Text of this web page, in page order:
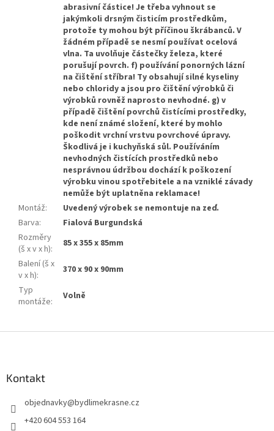
abrasivní částice! Je třeba vyhnout se
jakýmkoli drsným čisticím prostředkům,
protože ty mohou být příčinou škrábanců. V
žádném případě se nesmí používat ocelová
vlna. Ta uvolňuje částečky železa, které
porušují povrch. f) používání ponorných lázní
na čištění stříbra! Ty obsahují silné kyseliny
nebo chloridy a jsou pro čištění výrobků či
výrobků rovněž naprosto nevhodné. g) v
případě čištění povrchů čistícími prostředky,
kde není známé složení, které by mohlo
poškodit vrchní vrstvu povrchové úpravy.
Škodlivá je i kuchyňská sůl. Používáním
nevhodných čistících prostředků nebo
nesprávnou údržbou dochází k poškození
výrobku vinou spotřebitele a na vzniklé závady
nemůže být uplatněna reklamace!
Montáž:
Uvedený výrobek se nemontuje na zeď.
Barva:
Fialová Burgundská
Rozměry
(š x v x h):
85 x 355 x 85mm
Balení (š x
v x h):
370 x 90 x 90mm
Typ
montáže: Volně
Kontakt
objednavky@bydlimekrasne.cz
+420 604 553 164